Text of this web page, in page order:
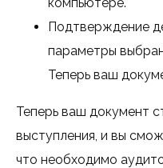
Подтверждение
параметры
Теперь ваш
Теперь ваш документ
выступления, и вы
что необходимо